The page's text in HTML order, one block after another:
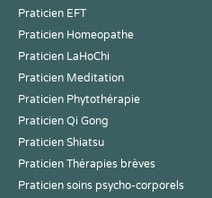
Praticien EFT
Praticien Homeopathe
Praticien LaHoChi
Praticien Meditation
Praticien Phytothérapie
Praticien Qi Gong
Praticien Shiatsu
Praticien Thérapies brèves
Praticien soins psycho-corporels